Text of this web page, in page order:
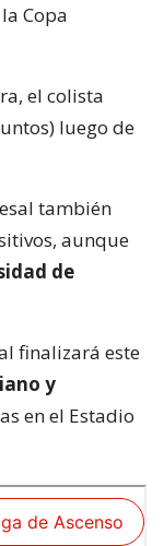
Copa
el colista
luego de
también
aunque
de
finalizará este
y
en el Estadio